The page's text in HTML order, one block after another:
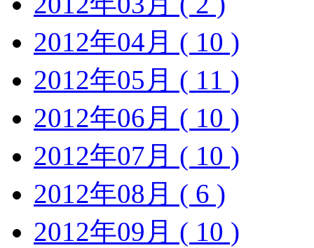
2012年04月 ( 10 )
2012年05月 ( 11 )
2012年06月 ( 10 )
2012年07月 ( 10 )
2012年08月 ( 6 )
2012年09月 ( 10 )